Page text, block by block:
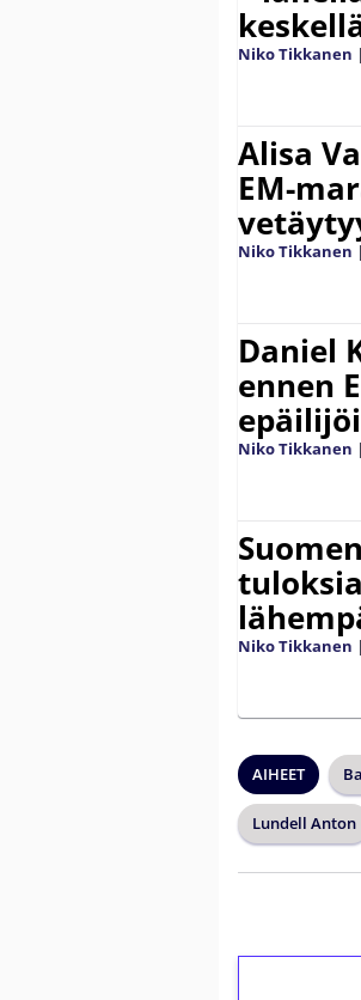
Niko Tikkanen |
Alisa
EM-
Niko Tikkanen |
Daniel
ennen
Niko Tikkanen |
Niko Tikkanen |
AIHEET
Lundell Anton